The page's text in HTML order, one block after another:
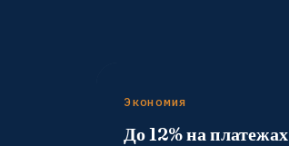
Экономия
До 12% на платежах